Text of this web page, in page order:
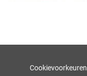
Cookievoorkeuren